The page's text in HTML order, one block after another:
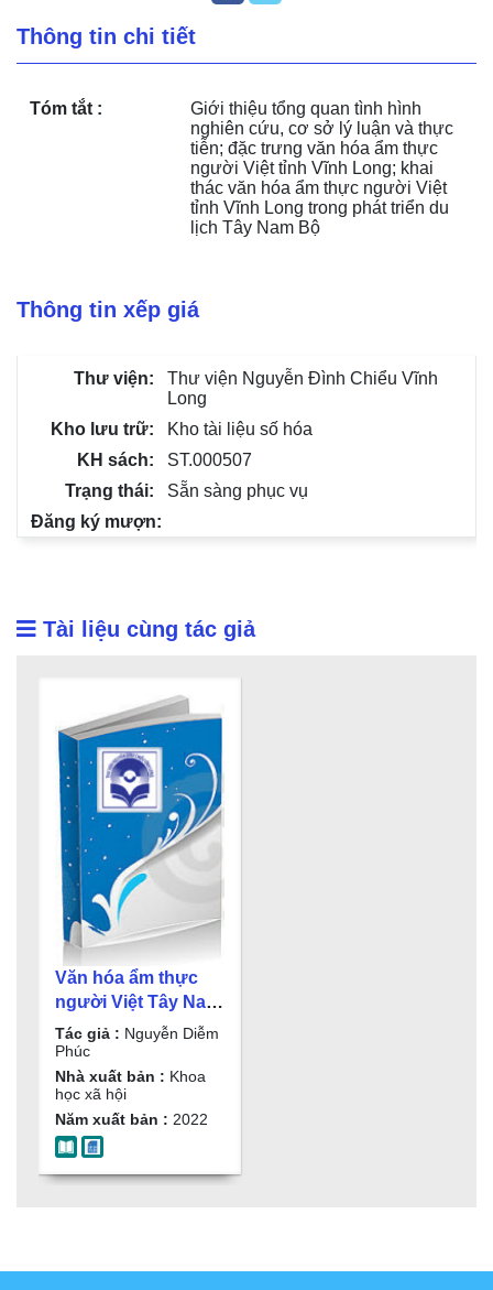
Thông tin chi tiết
Tóm tắt :
Giới thiệu tổng quan tình hình
nghiên cứu, cơ sở lý luận và thực
tiễn; đặc trưng văn hóa ẩm thực
người Việt tỉnh Vĩnh Long; khai
thác văn hóa ẩm thực người Việt
tỉnh Vĩnh Long trong phát triển du
lịch Tây Nam Bộ
Thông tin xếp giá
Thư viện Nguyễn Đình Chiểu Vĩnh
Long
Kho tài liệu số hóa
ST.000507
Sẵn sàng phục vụ
Tài liệu cùng tác giả
Văn hóa ẩm thực
người Việt Tây Nam
Bộ trong phát triển
du lịch tỉnh Vĩnh
Long : Sách chuyên
khảo / Nguyễn Diễm
Phúc
Tác giả : Nguyễn Diễm
Phúc
Nhà xuất bản : Khoa
học xã hội
Năm xuất bản : 2022